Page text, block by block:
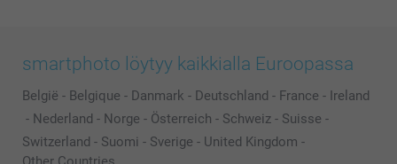
smartphoto löytyy kaikkialla Euroopassa
België - Belgique - Danmark - Deutschland - France - Ireland
- Nederland - Norge - Österreich - Schweiz - Suisse -
Switzerland - Suomi - Sverige - United Kingdom -